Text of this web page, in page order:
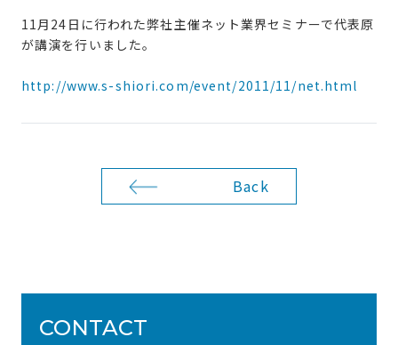
11月24日に行われた弊社主催ネット業界セミナーで代表原
が講演を行いました。
http://www.s-shiori.com/event/2011/11/net.html
Back
CONTACT